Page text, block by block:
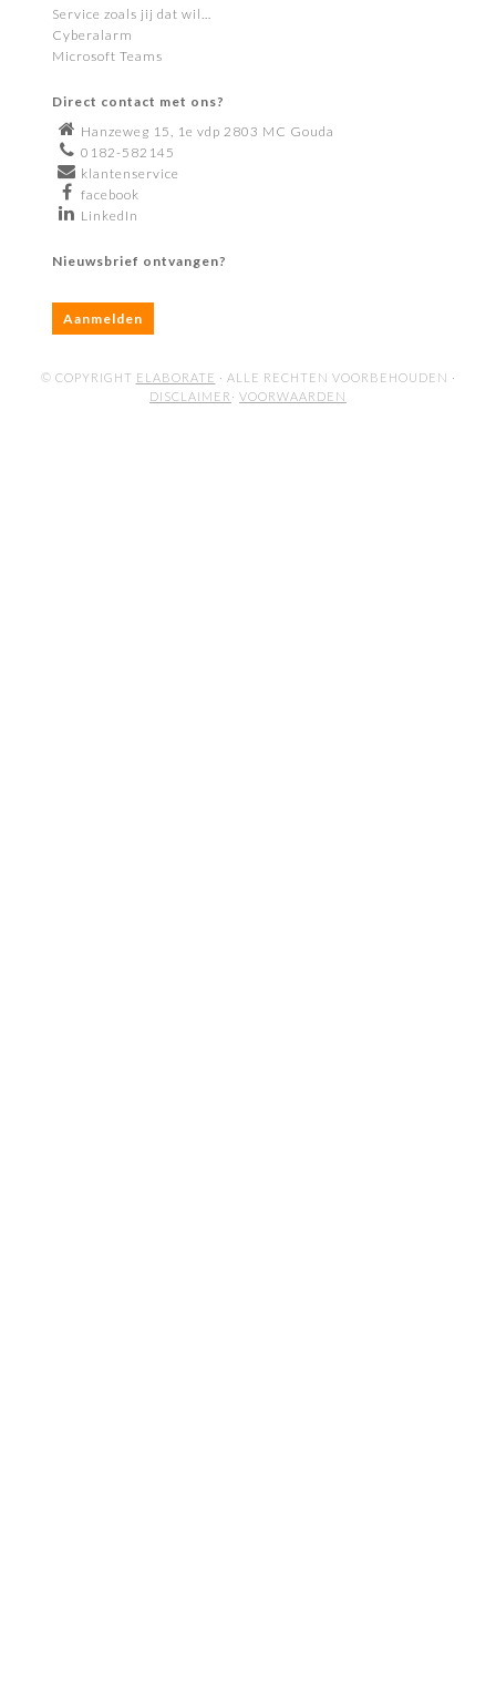
Service zoals jij dat wil…
Cyberalarm
Microsoft Teams
Direct contact met ons?
Hanzeweg 15, 1e vdp 2803 MC Gouda
0182-582145
klantenservice
facebook
LinkedIn
Nieuwsbrief ontvangen?
Aanmelden
© COPYRIGHT ELABORATE · ALLE RECHTEN VOORBEHOUDEN ·
DISCLAIMER · VOORWAARDEN